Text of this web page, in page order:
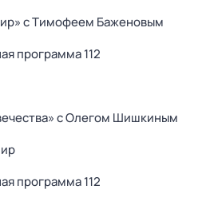
с Тимофеем Баженовым
программа 112
с Олегом Шишкиным
программа 112